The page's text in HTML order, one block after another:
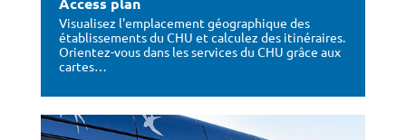
Access plan
Visualisez l'emplacement géographique des
établissements du CHU et calculez des itinéraires.
Orientez-vous dans les services du CHU grâce aux
cartes…